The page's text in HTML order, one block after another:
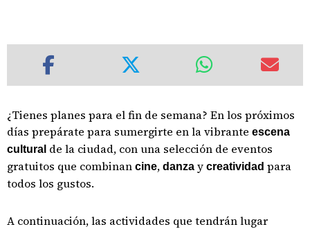
¿Tienes planes para el fin de semana? En los próximos
días prepárate para sumergirte en la vibrante escena
cultural de la ciudad, con una selección de eventos
gratuitos que combinan cine, danza y creatividad para
todos los gustos.
A continuación, las actividades que tendrán lugar